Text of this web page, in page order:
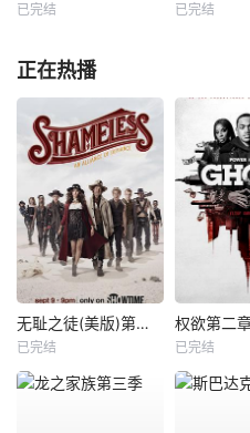
已完结 已完结
正在热播
无耻之徒(美版)第九季
已完结
权欲第二
已完结